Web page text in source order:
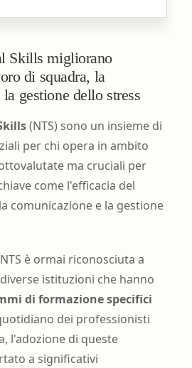
Skills migliorano
di squadra, la
gestione dello stress
(NTS) sono un insieme di
per chi opera in ambito
ma cruciali per
come l'efficacia del
comunicazione e la gestione
è ormai riconosciuta a
istituzioni che hanno
di formazione specifici
dei professionisti
l'adozione di queste
a significativi